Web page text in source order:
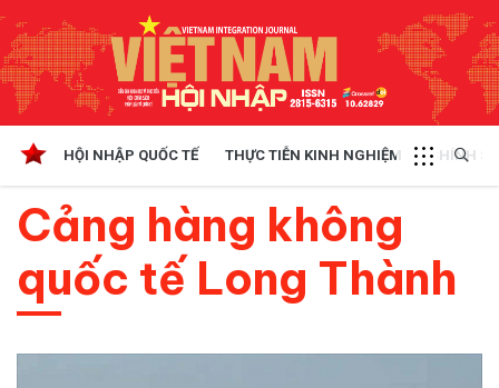
HỘI NHẬP QUỐC TẾ THỰC TIỄN KINH NGHIỆM CHÍNH
Cảng hàng không
quốc tế Long Thành